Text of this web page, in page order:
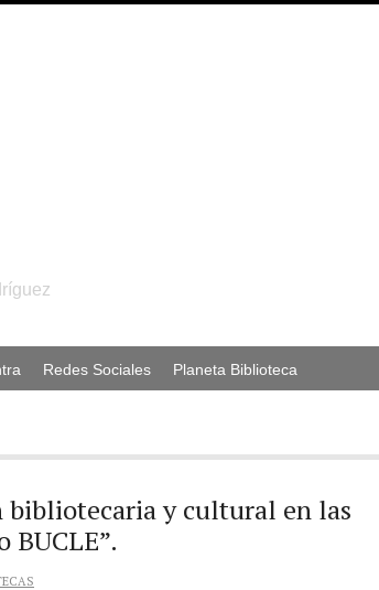
Redes Sociales Planeta Biblioteca
bibliotecaria y cultural en las
BUCLE”.